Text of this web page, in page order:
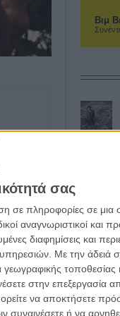
σας
σε πληροφορίες σε
αναγνωριστικοί και
διαφημίσεις και
Με την άδειά
τοποθεσίας
στην επεξεργασία
να αποκτήσετε
συναινέσετε ή να
μας από
Η
και
και
Βιμ